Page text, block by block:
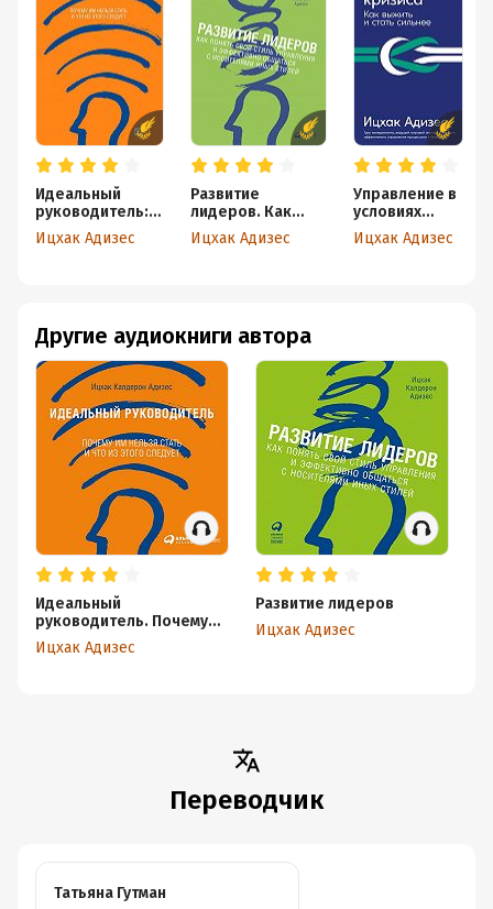
Идеальный
руководитель:
Почему им
нельзя стать и
Ицхак Адизес
Развитие
лидеров. Как
понять свой стиль
управления и
Ицхак Адизес
Управление в
условиях
кризиса: Как
выжить и
Ицхак Адизес
Другие аудиокниги автора
Идеальный
руководитель. Почему
им нельзя стать и что из
этого следует
Ицхак Адизес
Развитие лидеров
Ицхак Адизес
Переводчик
Татьяна Гутман